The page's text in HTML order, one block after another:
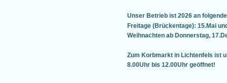
Unser Betrieb ist 2026 an
Freitage (Brückentage): 15.Mai
Weihnachten ab Donnerstag,
Zum Korbmarkt in Lichtenfels ist
8.00Uhr bis 12.00Uhr geöffnet!